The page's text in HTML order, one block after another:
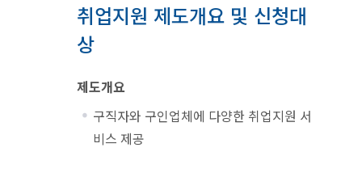
취업지원 제도개요 및 신청대
상
제도개요
구직자와 구인업체에 다양한 취업지원 서
비스 제공